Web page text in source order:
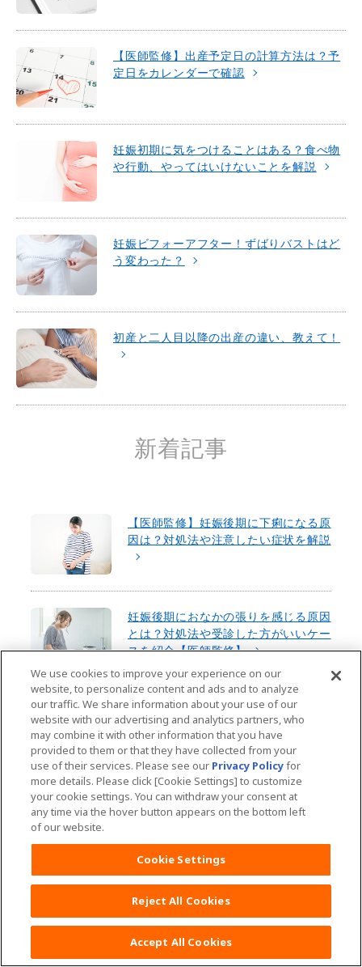
【医師監修】出産予定日の計算方法は？予
定日をカレンダーで確認
妊娠初期に気をつけることはある？食べ物
や行動、やってはいけないことを解説
妊娠ビフォーアフター！ずばりバストはど
う変わった？
初産と二人目以降の出産の違い、教えて！
新着記事
【医師監修】妊娠後期に下痢になる原
因は？対処法や注意したい症状を解説
妊娠後期におなかの張りを感じる原因
とは？対処法や受診した方がいいケー
スを紹介【医師監修】
陣痛が来る前触れとは？分娩から出産
までの流れや痛みを乗り切る対処法を
紹介【医師監修】
高位破水は1回で止まる？尿もれ・お
りものとの違いや対処法【医師監修】
妊娠35週の過ごし方とは？症状やお
腹の張り具合、赤ちゃんの様子を徹底
We use cookies to improve your experience on our
website, to personalize content and ads and to analyze
our traffic. We share information about your use of our
website with our advertising and analytics partners, who
may combine it with other information that you have
provided to them or that they have collected from your
use of their services. Please see our Privacy Policyfor
more details. Please click [Cookie Settings] to customize
your cookie settings. You can withdraw your consent at
any time via the hover button appears on the bottom left
of our website.
Cookie Settings
Reject All Cookies
Accept All Cookies